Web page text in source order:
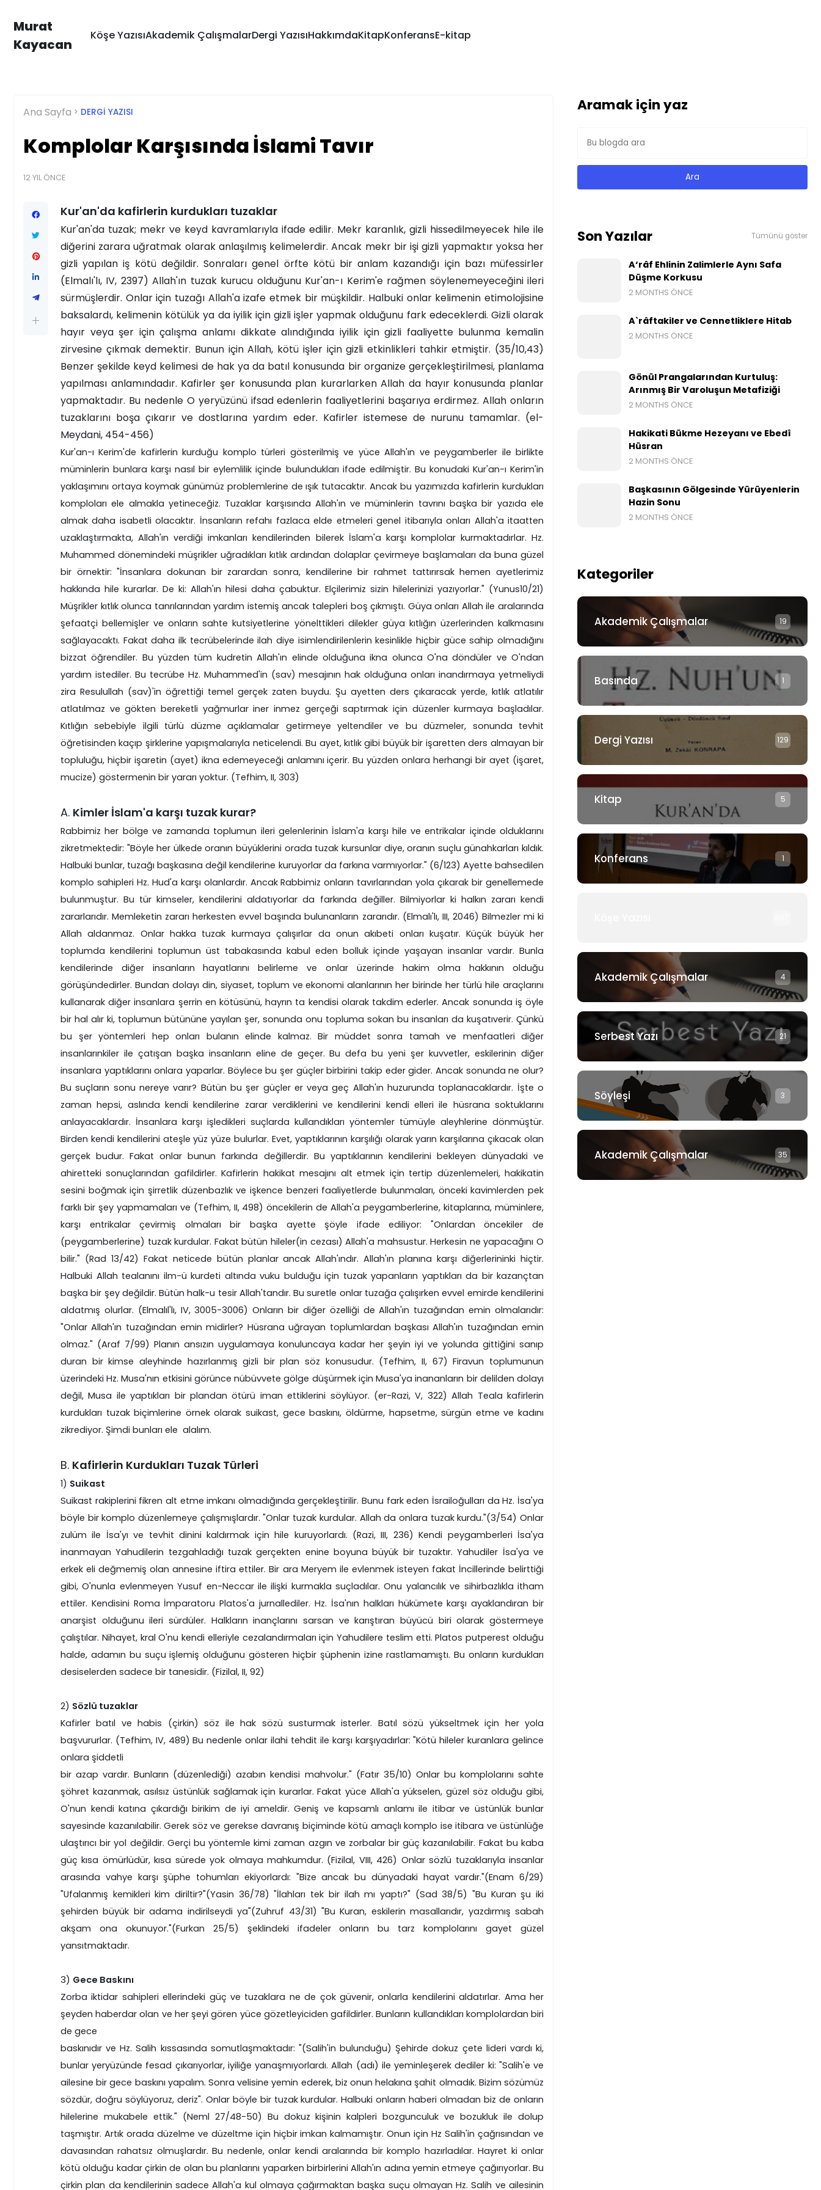
Murat
Kayacan
Köşe YazısıAkademik ÇalışmalarDergi YazısıHakkımdaKitapKonferansE-kitap
Ana Sayfa DERGI YAZISI
Komplolar Karşısında İslami Tavır
12 YIL ÖNCE
Kur'an'da kafirlerin kurdukları tuzaklar
Kur'an'da tuzak; mekr ve keyd kavramlarıyla ifade edilir. Mekr karanlık, gizli hissedilmeyecek hile ile
diğerini zarara uğratmak olarak anlaşılmış kelimelerdir. Ancak mekr bir işi gizli yapmaktır yoksa her
gizli yapılan iş kötü değildir. Sonraları genel örfte kötü bir anlam kazandığı için bazı müfessirler
(Elmalı'lı, IV, 2397) Allah'ın tuzak kurucu olduğunu Kur'an-ı Kerim'e rağmen söylenemeyeceğini ileri
sürmüşlerdir. Onlar için tuzağı Allah'a izafe etmek bir müşkildir. Halbuki onlar kelimenin etimolojisine
baksalardı, kelimenin kötülük ya da iyilik için gizli işler yapmak olduğunu fark edeceklerdi. Gizli olarak
hayır veya şer için çalışma anlamı dikkate alındığında iyilik için gizli faaliyette bulunma kemalin
zirvesine çıkmak demektir. Bunun için Allah, kötü işler için gizli etkinlikleri tahkir etmiştir. (35/10,43)
Benzer şekilde keyd kelimesi de hak ya da batıl konusunda bir organize gerçekleştirilmesi, planlama
yapılması anlamındadır. Kafirler şer konusunda plan kurarlarken Allah da hayır konusunda planlar
yapmaktadır. Bu nedenle O yeryüzünü ifsad edenlerin faaliyetlerini başarıya erdirmez. Allah onların
tuzaklarını boşa çıkarır ve dostlarına yardım eder. Kafirler istemese de nurunu tamamlar. (el-
Meydani, 454-456)
Kur'an-ı Kerim'de kafirlerin kurduğu komplo türleri gösterilmiş ve yüce Allah'ın ve peygamberler ile birlikte
müminlerin bunlara karşı nasıl bir eylemlilik içinde bulundukları ifade edilmiştir. Bu konudaki Kur'an-ı Kerim'in
yaklaşımını ortaya koymak günümüz problemlerine de ışık tutacaktır. Ancak bu yazımızda kafirlerin kurdukları
komploları ele almakla yetineceğiz. Tuzaklar karşısında Allah'ın ve müminlerin tavrını başka bir yazıda ele
almak daha isabetli olacaktır. İnsanların refahı fazlaca elde etmeleri genel itibarıyla onları Allah'a itaatten
uzaklaştırmakta, Allah'ın verdiği imkanları kendilerinden bilerek İslam'a karşı komplolar kurmaktadırlar. Hz.
Muhammed dönemindeki müşrikler uğradıkları kıtlık ardından dolaplar çevirmeye başlamaları da buna güzel
bir örnektir: "İnsanlara dokunan bir zarardan sonra, kendilerine bir rahmet tattırırsak hemen ayetlerimiz
hakkında hile kurarlar. De ki: Allah'ın hilesi daha çabuktur. Elçilerimiz sizin hilelerinizi yazıyorlar." (Yunus10/21)
Müşrikler kıtlık olunca tanrılarından yardım istemiş ancak talepleri boş çıkmıştı. Güya onları Allah ile aralarında
şefaatçi bellemişler ve onların sahte kutsiyetlerine yönelttikleri dilekler güya kıtlığın üzerlerinden kalkmasını
sağlayacaktı. Fakat daha ilk tecrübelerinde ilah diye isimlendirilenlerin kesinlikle hiçbir güce sahip olmadığını
bizzat öğrendiler. Bu yüzden tüm kudretin Allah'ın elinde olduğuna ikna olunca O'na döndüler ve O'ndan
yardım istediler. Bu tecrübe Hz. Muhammed'in (sav) mesajının hak olduğuna onları inandırmaya yetmeliydi
zira Resulullah (sav)'in öğrettiği temel gerçek zaten buydu. Şu ayetten ders çıkaracak yerde, kıtlık atlatılır
atlatılmaz ve gökten bereketli yağmurlar iner inmez gerçeği saptırmak için düzenler kurmaya başladılar.
Kıtlığın sebebiyle ilgili türlü düzme açıklamalar getirmeye yeltendiler ve bu düzmeler, sonunda tevhit
öğretisinden kaçıp şirklerine yapışmalarıyla neticelendi. Bu ayet, kıtlık gibi büyük bir işaretten ders almayan bir
topluluğu, hiçbir işaretin (ayet) ikna edemeyeceği anlamını içerir. Bu yüzden onlara herhangi bir ayet (işaret,
mucize) göstermenin bir yararı yoktur. (Tefhim, II, 303)
A. Kimler İslam'a karşı tuzak kurar?
Rabbimiz her bölge ve zamanda toplumun ileri gelenlerinin İslam'a karşı hile ve entrikalar içinde olduklarını
zikretmektedir: "Böyle her ülkede oranın büyüklerini orada tuzak kursunlar diye, oranın suçlu günahkarları kıldık.
Halbuki bunlar, tuzağı başkasına değil kendilerine kuruyorlar da farkına varmıyorlar." (6/123) Ayette bahsedilen
komplo sahipleri Hz. Hud'a karşı olanlardır. Ancak Rabbimiz onların tavırlarından yola çıkarak bir genellemede
bulunmuştur. Bu tür kimseler, kendilerini aldatıyorlar da farkında değiller. Bilmiyorlar ki halkın zararı kendi
zararlarıdır. Memleketin zararı herkesten evvel başında bulunanların zararıdır. (Elmalı'lı, III, 2046) Bilmezler mi ki
Allah aldanmaz. Onlar hakka tuzak kurmaya çalışırlar da onun akıbeti onları kuşatır. Küçük büyük her
toplumda kendilerini toplumun üst tabakasında kabul eden bolluk içinde yaşayan insanlar vardır. Bunla
kendilerinde diğer insanların hayatlarını belirleme ve onlar üzerinde hakim olma hakkının olduğu
görüşündedirler. Bundan dolayı din, siyaset, toplum ve ekonomi alanlarının her birinde her türlü hile araçlarını
kullanarak diğer insanlara şerrin en kötüsünü, hayrın ta kendisi olarak takdim ederler. Ancak sonunda iş öyle
bir hal alır ki, toplumun bütününe yayılan şer, sonunda onu topluma sokan bu insanları da kuşatıverir. Çünkü
bu şer yöntemleri hep onları bulanın elinde kalmaz. Bir müddet sonra tamah ve menfaatleri diğer
insanlarınkiler ile çatışan başka insanların eline de geçer. Bu defa bu yeni şer kuvvetler, eskilerinin diğer
insanlara yaptıklarını onlara yaparlar. Böylece bu şer güçler birbirini takip eder gider. Ancak sonunda ne olur?
Bu suçların sonu nereye varır? Bütün bu şer güçler er veya geç Allah'ın huzurunda toplanacaklardır. İşte o
zaman hepsi, aslında kendi kendilerine zarar verdiklerini ve kendilerini kendi elleri ile hüsrana soktuklarını
anlayacaklardır. İnsanlara karşı işledikleri suçlarda kullandıkları yöntemler tümüyle aleyhlerine dönmüştür.
Birden kendi kendilerini ateşle yüz yüze bulurlar. Evet, yaptıklarının karşılığı olarak yarın karşılarına çıkacak olan
gerçek budur. Fakat onlar bunun farkında değillerdir. Bu yaptıklarının kendilerini bekleyen dünyadaki ve
ahiretteki sonuçlarından gafildirler. Kafirlerin hakikat mesajını alt etmek için tertip düzenlemeleri, hakikatin
sesini boğmak için şirretlik düzenbazlık ve işkence benzeri faaliyetlerde bulunmaları, önceki kavimlerden pek
farklı bir şey yapmamaları ve (Tefhim, II, 498) öncekilerin de Allah'a peygamberlerine, kitaplarına, müminlere,
karşı entrikalar çevirmiş olmaları bir başka ayette şöyle ifade ediliyor: "Onlardan öncekiler de
(peygamberlerine) tuzak kurdular. Fakat bütün hileler(in cezası) Allah'a mahsustur. Herkesin ne yapacağını O
bilir." (Rad 13/42) Fakat neticede bütün planlar ancak Allah'ındır. Allah'ın planına karşı diğerlerininki hiçtir.
Halbuki Allah tealanını ilm-ü kurdeti altında vuku bulduğu için tuzak yapanların yaptıkları da bir kazançtan
başka bir şey değildir. Bütün halk-u tesir Allah'tandır. Bu suretle onlar tuzağa çalışırken evvel emirde kendilerini
aldatmış olurlar. (Elmalıl'lı, IV, 3005-3006) Onların bir diğer özelliği de Allah'ın tuzağından emin olmalarıdır:
"Onlar Allah'ın tuzağından emin midirler? Hüsrana uğrayan toplumlardan başkası Allah'ın tuzağından emin
olmaz." (Araf 7/99) Planın ansızın uygulamaya konuluncaya kadar her şeyin iyi ve yolunda gittiğini sanıp
duran bir kimse aleyhinde hazırlanmış gizli bir plan söz konusudur. (Tefhim, II, 67) Firavun toplumunun
üzerindeki Hz. Musa'nın etkisini görünce nübüvvete gölge düşürmek için Musa'ya inananların bir delilden dolayı
değil, Musa ile yaptıkları bir plandan ötürü iman ettiklerini söylüyor. (er-Razi, V, 322) Allah Teala kafirlerin
kurdukları tuzak biçimlerine örnek olarak suikast, gece baskını, öldürme, hapsetme, sürgün etme ve kadını
zikrediyor. Şimdi bunları ele alalım.
B. Kafirlerin Kurdukları Tuzak Türleri
1) Suikast
Suikast rakiplerini fikren alt etme imkanı olmadığında gerçekleştirilir. Bunu fark eden İsrailoğulları da Hz. İsa'ya
böyle bir komplo düzenlemeye çalışmışlardır. "Onlar tuzak kurdular. Allah da onlara tuzak kurdu."(3/54) Onlar
zulüm ile İsa'yı ve tevhit dinini kaldırmak için hile kuruyorlardı. (Razi, III, 236) Kendi peygamberleri İsa'ya
inanmayan Yahudilerin tezgahladığı tuzak gerçekten enine boyuna büyük bir tuzaktır. Yahudiler İsa'ya ve
erkek eli değmemiş olan annesine iftira ettiler. Bir ara Meryem ile evlenmek isteyen fakat İncillerinde belirttiği
gibi, O'nunla evlenmeyen Yusuf en-Neccar ile ilişki kurmakla suçladılar. Onu yalancılık ve sihirbazlıkla itham
ettiler. Kendisini Roma İmparatoru Platos'a jurnallediler. Hz. İsa'nın halkları hükümete karşı ayaklandıran bir
anarşist olduğunu ileri sürdüler. Halkların inançlarını sarsan ve karıştıran büyücü biri olarak göstermeye
çalıştılar. Nihayet, kral O'nu kendi elleriyle cezalandırmaları için Yahudilere teslim etti. Platos putperest olduğu
halde, adamın bu suçu işlemiş olduğunu gösteren hiçbir şüphenin izine rastlamamıştı. Bu onların kurdukları
desiselerden sadece bir tanesidir. (Fizilal, II, 92)
2) Sözlü tuzaklar
Kafirler batıl ve habis (çirkin) söz ile hak sözü susturmak isterler. Batıl sözü yükseltmek için her yola
başvururlar. (Tefhim, IV, 489) Bu nedenle onlar ilahi tehdit ile karşı karşıyadırlar: "Kötü hileler kuranlara gelince
onlara şiddetli
bir azap vardır. Bunların (düzenlediği) azabın kendisi mahvolur." (Fatır 35/10) Onlar bu komplolarını sahte
şöhret kazanmak, asılsız üstünlük sağlamak için kurarlar. Fakat yüce Allah'a yükselen, güzel söz olduğu gibi,
O'nun kendi katına çıkardığı birikim de iyi ameldir. Geniş ve kapsamlı anlamı ile itibar ve üstünlük bunlar
sayesinde kazanılabilir. Gerek söz ve gerekse davranış biçiminde kötü amaçlı komplo ise itibara ve üstünlüğe
ulaştırıcı bir yol değildir. Gerçi bu yöntemle kimi zaman azgın ve zorbalar bir güç kazanılabilir. Fakat bu kaba
güç kısa ömürlüdür, kısa sürede yok olmaya mahkumdur. (Fizilal, VIII, 426) Onlar sözlü tuzaklarıyla insanlar
arasında vahye karşı şüphe tohumları ekiyorlardı: "Bize ancak bu dünyadaki hayat vardır."(Enam 6/29)
"Ufalanmış kemikleri kim diriltir?"(Yasin 36/78) "İlahları tek bir ilah mı yaptı?" (Sad 38/5) "Bu Kuran şu iki
şehirden büyük bir adama indirilseydi ya"(Zuhruf 43/31) "Bu Kuran, eskilerin masallarıdır, yazdırmış sabah
akşam ona okunuyor."(Furkan 25/5) şeklindeki ifadeler onların bu tarz komplolarını gayet güzel
yansıtmaktadır.
3) Gece Baskını
Zorba iktidar sahipleri ellerindeki güç ve tuzaklara ne de çok güvenir, onlarla kendilerini aldatırlar. Ama her
şeyden haberdar olan ve her şeyi gören yüce gözetleyiciden gafildirler. Bunların kullandıkları komplolardan biri
de gece
baskınıdır ve Hz. Salih kıssasında somutlaşmaktadır: "(Salih'in bulunduğu) Şehirde dokuz çete lideri vardı ki,
bunlar yeryüzünde fesad çıkarıyorlar, iyiliğe yanaşmıyorlardı. Allah (adı) ile yeminleşerek dediler ki: "Salih'e ve
ailesine bir gece baskını yapalım. Sonra velisine yemin ederek, biz onun helakına şahit olmadık. Bizim sözümüz
sözdür, doğru söylüyoruz, deriz". Onlar böyle bir tuzak kurdular. Halbuki onların haberi olmadan biz de onların
hilelerine mukabele ettik." (Neml 27/48-50) Bu dokuz kişinin kalpleri bozgunculuk ve bozukluk ile dolup
taşmıştır. Artık orada düzelme ve düzeltme için hiçbir imkan kalmamıştır. Onun için Hz Salih'in çağrısından ve
davasından rahatsız olmuşlardır. Bu nedenle, onlar kendi aralarında bir komplo hazırladılar. Hayret ki onlar
kötü olduğu kadar çirkin de olan bu planlarını yaparken birbirlerini Allah'ın adına yemin etmeye çağırıyorlar. Bu
çirkin plan da kendilerinin sadece Allah'a kul olmaya çağırmaktan başka suçu olmayan Hz. Salih ve ailesinin
Aramak için yaz
Son Yazılar Tümünü göster
A‘râf Ehlinin Zalimlerle Aynı Safa
Düşme Korkusu
2 MONTHS ÖNCE
A`râftakiler ve Cennetliklere Hitab
2 MONTHS ÖNCE
Gönül Prangalarından Kurtuluş:
Arınmış Bir Varoluşun Metafiziği
2 MONTHS ÖNCE
Hakikati Bükme Hezeyanı ve Ebedî
Hüsran
2 MONTHS ÖNCE
Başkasının Gölgesinde Yürüyenlerin
Hazin Sonu
2 MONTHS ÖNCE
Kategoriler
Akademik Çalışmalar 19
Basında 1
Dergi Yazısı 129
Kitap 5
Konferans 1
Akademik Çalışmalar 4
Serbest Yazı 21
Söyleşi 3
Akademik Çalışmalar 35